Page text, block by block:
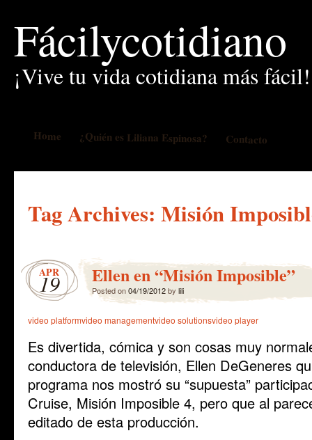
Fácilycotidiano
¡Vive tu vida cotidiana más fácil!
Home ¿Quién es Liliana Espinosa? Contacto
Tag Archives: Misión
APR
19 Ellen en “Misión Imposible”
Posted on04/19/2012by lili
video platformvideo managementvideo solutionsvideo player
Es divertida, cómica y son cosas muy
conductora de televisión, Ellen DeGeneres
programa nos mostró su “supuesta”
Cruise, Misión Imposible 4, pero que al
editado de esta producción.